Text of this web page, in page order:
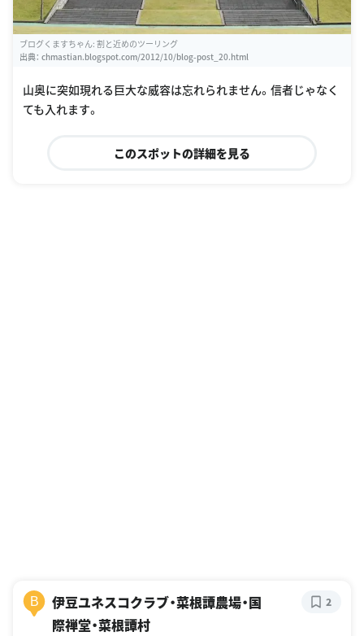
ブログくますちゃん: 割と近めのツーリング
出典： chmastian.blogspot.com/2012/10/blog-post_20.html
山奥に突如現れる巨大な威容は忘れられません。信者じゃなく
ても入れます。
このスポットの詳細を見る
B
伊豆ユネスコクラブ・菜根譚農場・国
際禅堂・菜根譚村
2